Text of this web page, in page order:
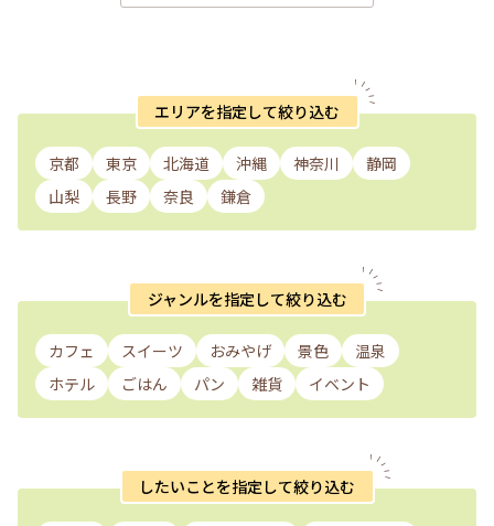
エリアを指定して絞り込む
京都 東京 北海道 沖縄 神奈川
静岡
山梨
長野 奈良 鎌倉
ジャンルを指定して絞り込む
カフェ スイーツ おみやげ 景色
温泉
ホテル
ごはん パン 雑貨 イベント
したいことを指定して絞り込む